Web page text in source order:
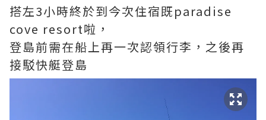
搭左3小時終於到今次住宿既paradise
cove resort啦，
登島前需在船上再一次認領行李，之後再
接駁快艇登島